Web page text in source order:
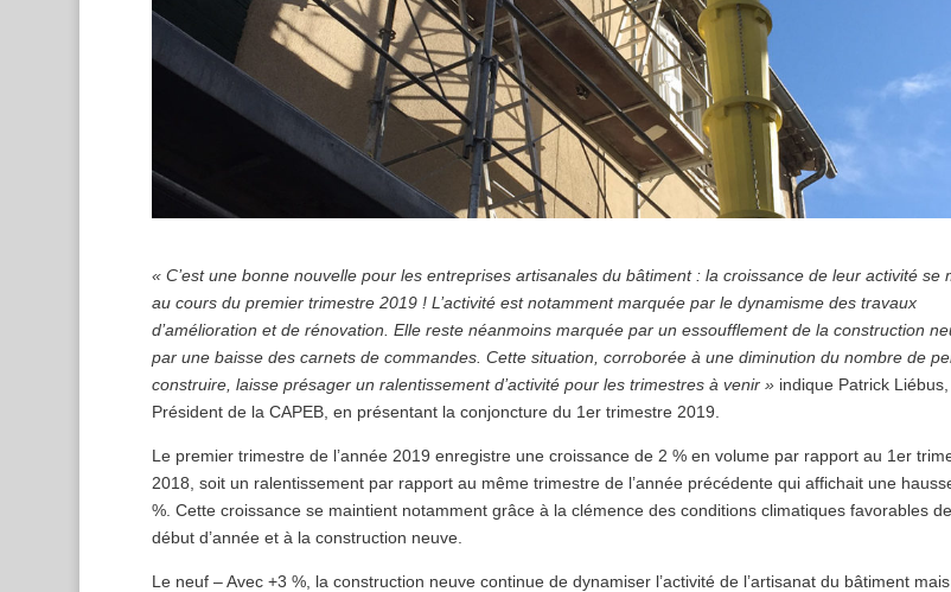
« C’est une bonne nouvelle pour les entreprises artisanales du bâtiment : la croissance de leur activité se
au cours du premier trimestre 2019 ! L’activité est notamment marquée par le dynamisme des travaux
d’amélioration et de rénovation. Elle reste néanmoins marquée par un essoufflement de la construction
par une baisse des carnets de commandes. Cette situation, corroborée à une diminution du nombre de
construire, laisse présager un ralentissement d’activité pour les trimestres à venir »indique Patrick Liébus,
Président de la CAPEB, en présentant la conjoncture du 1er trimestre 2019.
Le premier trimestre de l’année 2019 enregistre une croissance de 2 % en volume par rapport au 1er
2018, soit un ralentissement par rapport au même trimestre de l’année précédente qui affichait une
%. Cette croissance se maintient notamment grâce à la clémence des conditions climatiques favorables
début d’année et à la construction neuve.
Le neuf – Avec +3 %, la construction neuve continue de dynamiser l’activité de l’artisanat du bâtiment